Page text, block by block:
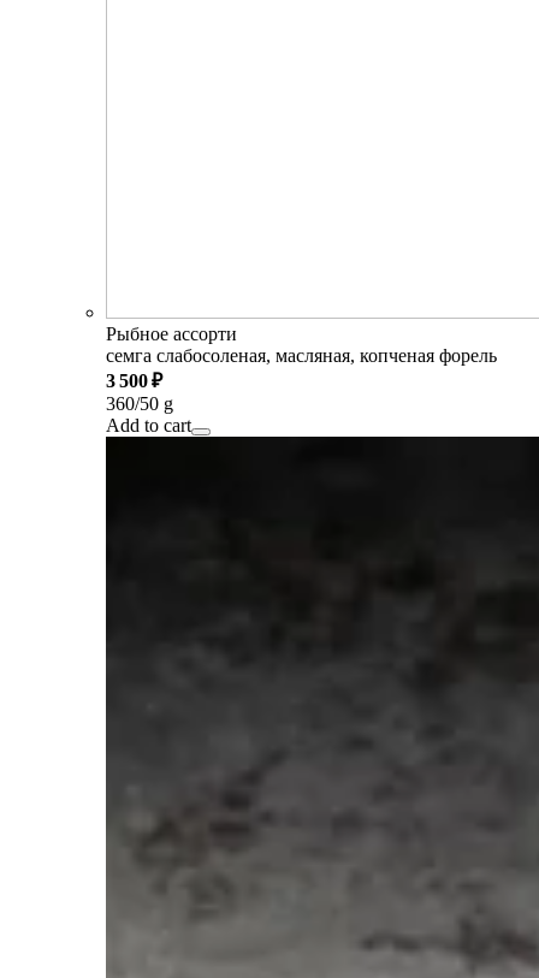
Рыбное ассорти
семга слабосоленая, масляная, копченая форель
3 500 ₽
360/50 g
Add to cart